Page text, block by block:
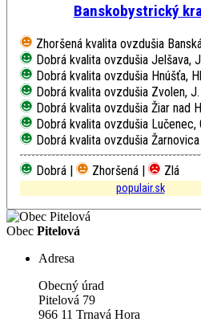
Banskobystrický
Zhoršená kvalita ovzdušia
Dobrá kvalita ovzdušia Jelšava,
Dobrá kvalita ovzdušia Hnúšťa,
Dobrá kvalita ovzdušia Zvolen,
Dobrá kvalita ovzdušia Žiar nad
Dobrá kvalita ovzdušia Lučenec,
Dobrá kvalita ovzdušia Žarnovica
Dobrá |
Zhoršená | Zlá
populair.sk
Obec Pitelová
Adresa
Obecný úrad
Pitelová 79
966 11 Trnavá Hora